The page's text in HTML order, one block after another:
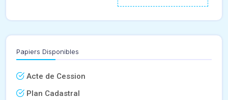
Papiers Disponibles
Acte de Cession
Plan Cadastral